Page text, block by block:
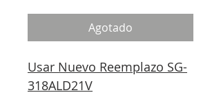
Agotado
Usar Nuevo Reemplazo SG-
318ALD21V